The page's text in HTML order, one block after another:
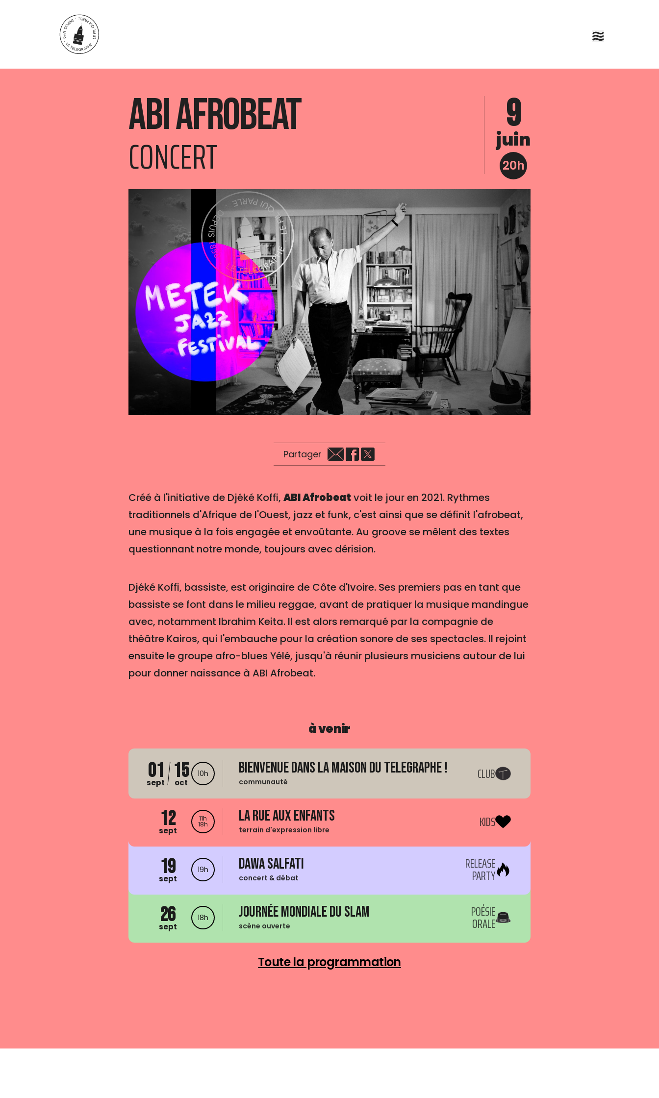
ABI afrobeat
CONCERT
9
juin
20h
Partager
Créé à l'initiative de Djéké Koffi, ABI Afrobeat voit le jour en 2021. Rythmes
traditionnels d'Afrique de l'Ouest, jazz et funk, c'est ainsi que se définit l'afrobeat,
une musique à la fois engagée et envoûtante. Au groove se mêlent des textes
questionnant notre monde, toujours avec dérision.
Djéké Koffi, bassiste, est originaire de Côte d'Ivoire. Ses premiers pas en tant que
bassiste se font dans le milieu reggae, avant de pratiquer la musique mandingue
avec, notamment Ibrahim Keita. Il est alors remarqué par la compagnie de
théâtre Kairos, qui l'embauche pour la création sonore de ses spectacles. Il rejoint
ensuite le groupe afro-blues Yélé, jusqu'à réunir plusieurs musiciens autour de lui
pour donner naissance à ABI Afrobeat.
à venir
01
sept 15
oct
10h Bienvenue dans La Maison du Telegraphe !
communauté CLUB
12
sept
11h
18h La Rue aux enfants
terrain d'expression libre KIDS
19
sept
19h Dawa Salfati
concert & débat
RELEASE
PARTY
26
sept
18h Journée mondiale du Slam
scène ouverte
POÉSIE
ORALE
Toute la programmation